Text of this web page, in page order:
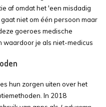
af omdat het 'een misdadig
niet om één persoon maar
goeroes medische
waardoor je als niet-medicus
hun zorgen uiten over het
In 2018